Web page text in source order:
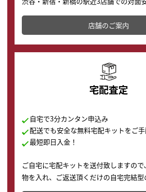
その場で現金買取致します。渋谷本店
店舗を併設しており、下取りに出してお
の購入もできます♪
店舗のご案内
宅配査定
自宅で3分カンタン申込み
配送でも安全な無料宅配キットをご
最短即日入金！
ご自宅に宅配キットを送付致しますの
物を入れ、ご返送頂くだけの自宅完結
テムです。